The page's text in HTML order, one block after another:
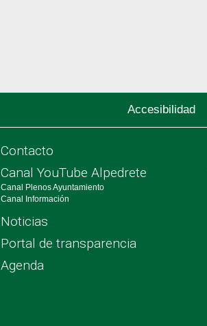
Accesibilidad
Contacto
Canal YouTube Alpedrete
Canal Plenos Ayuntamiento
Canal Información
Noticias
Portal de transparencia
Agenda